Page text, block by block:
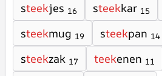
steekjes 16 steekkar 15
steekmug 19 steekpan 14
steekzak 17 teekenen 11